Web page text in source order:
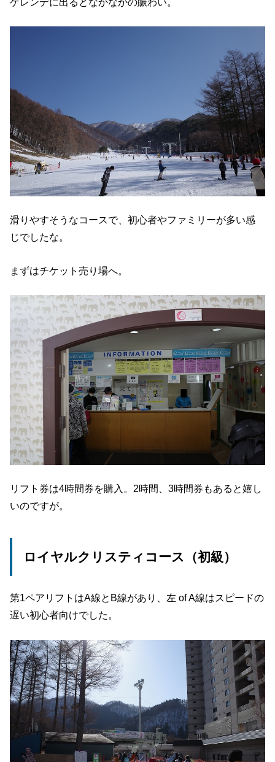
滑りやすそうなコースで、初心者やファミリーが多い感
じでしたな。
まずはチケット売り場へ。
リフト券は4時間券を購入。2時間、3時間券もあると嬉し
いのですが。
ロイヤルクリスティコース（初級）
第1ペアリフトはA線とB線があり、左 of A線はスピードの
遅い初心者向けでした。